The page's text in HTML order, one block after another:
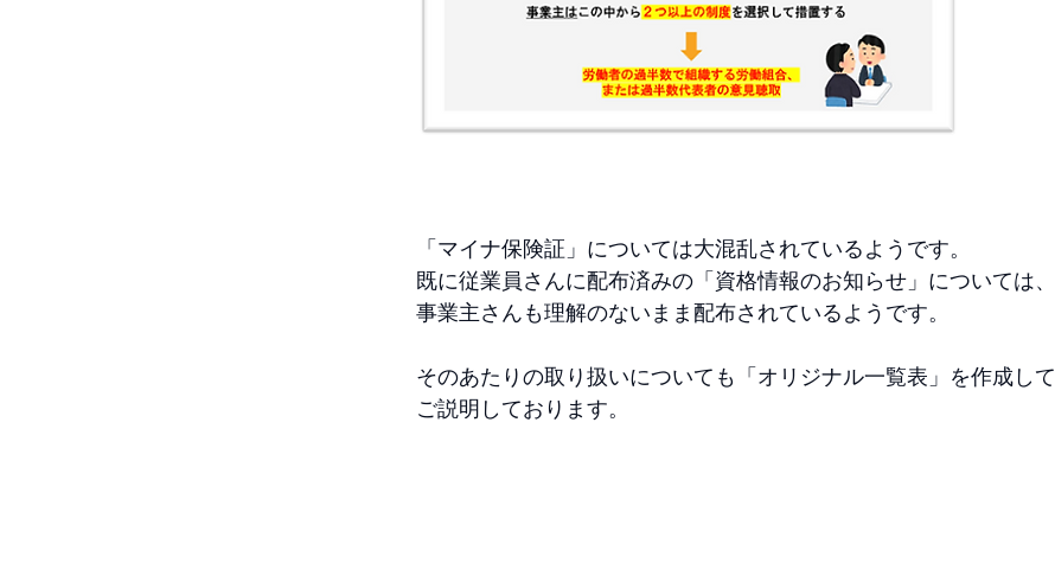
「マイナ保険証」については大混乱されているようです。
既に従業員さんに配布済みの「資格情報のお知らせ」については、
事業主さんも理解のないまま配布されているようです。
そのあたりの取り扱いについても「オリジナル一覧表」を作成して
ご説明しております。